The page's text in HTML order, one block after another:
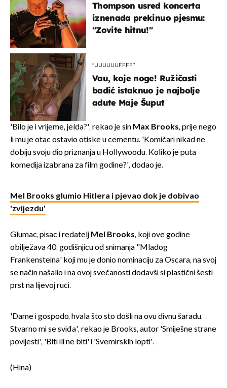
Thompson usred koncerta
iznenada prekinuo pjesmu:
"Zovite hitnu!"
"UUUUUUFFFF"
Vau, koje noge! Ružičasti
badić istaknuo je najbolje
adute Maje Šuput
'Bilo je i vrijeme, jelda?', rekao je sin Max Brooks, prije nego
li mu je otac ostavio otiske u cementu. 'Komičari nikad ne
dobiju svoju dio priznanja u Hollywoodu. Koliko je puta
komedija izabrana za film godine?', dodao je.
Mel Brooks glumio Hitlera i pjevao dok je dobivao
'zvijezdu'
Glumac, pisac i redatelj Mel Brooks, koji ove godine
obilježava 40. godišnjicu od snimanja "Mladog
Frankensteina' koji mu je donio nominaciju za Oscara, na svoj
se način našalio i na ovoj svečanosti dodavši si plastični šesti
prst na lijevoj ruci.
'Dame i gospodo, hvala što sto došli na ovu divnu šaradu.
Stvarno mi se sviđa', rekao je Brooks, autor 'Smiješne strane
povijesti', 'Biti ili ne biti' i 'Svemirskih lopti'.
(Hina)